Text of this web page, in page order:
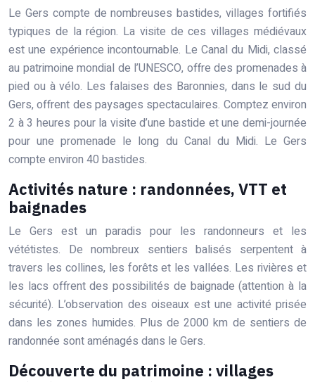
Le Gers compte de nombreuses bastides, villages fortifiés
typiques de la région. La visite de ces villages médiévaux
est une expérience incontournable. Le Canal du Midi, classé
au patrimoine mondial de l’UNESCO, offre des promenades à
pied ou à vélo. Les falaises des Baronnies, dans le sud du
Gers, offrent des paysages spectaculaires. Comptez environ
2 à 3 heures pour la visite d’une bastide et une demi-journée
pour une promenade le long du Canal du Midi. Le Gers
compte environ 40 bastides.
Activités nature : randonnées, VTT et
baignades
Le Gers est un paradis pour les randonneurs et les
vététistes. De nombreux sentiers balisés serpentent à
travers les collines, les forêts et les vallées. Les rivières et
les lacs offrent des possibilités de baignade (attention à la
sécurité). L’observation des oiseaux est une activité prisée
dans les zones humides. Plus de 2000 km de sentiers de
randonnée sont aménagés dans le Gers.
Découverte du patrimoine : villages